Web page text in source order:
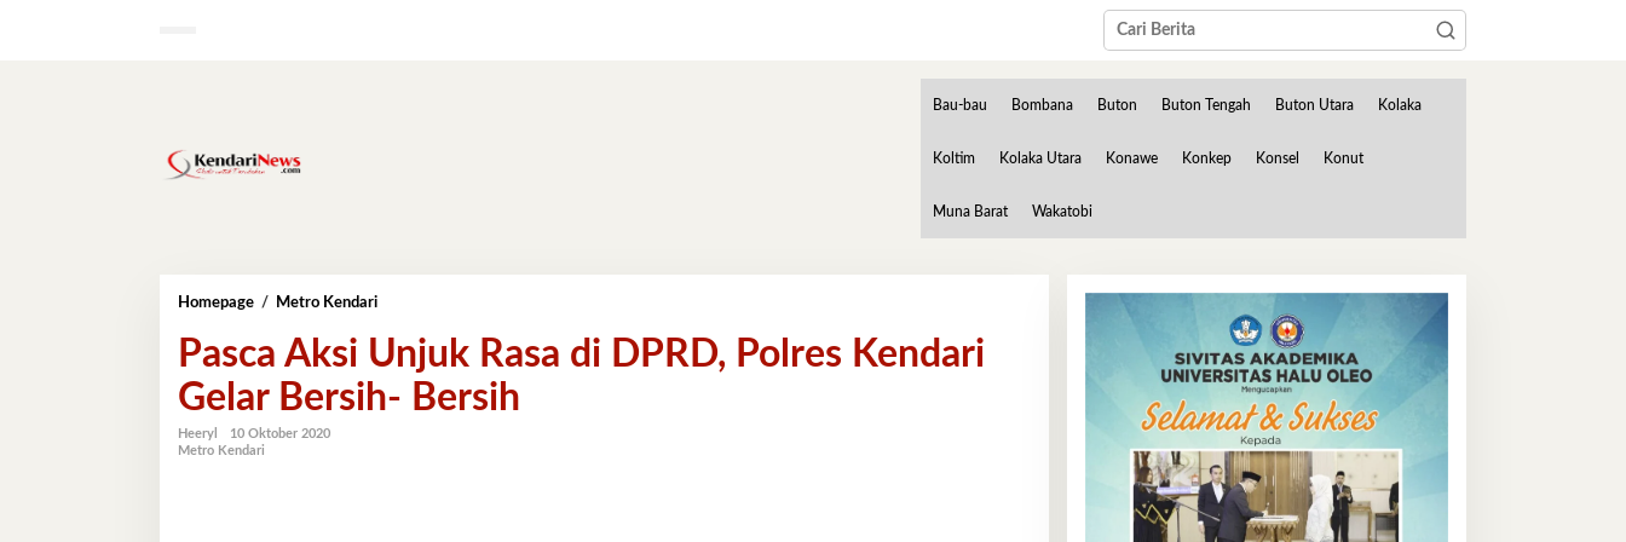
Bau-bau Bombana Buton Buton Tengah Buton Utara Kolaka
Koltim Kolaka Utara Konawe Konkep Konsel Konut
Muna Barat Wakatobi
Homepage / Metro KendariPasca
Unjuk
Rasa
di
DPRD,
Pasca Aksi Unjuk Rasa di DPRD, Polres Kendari
Gelar Bersih- Bersih
Heeryl
10 Oktober 2020
Metro Kendari